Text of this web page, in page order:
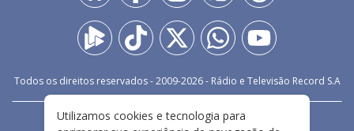
Todos os direitos reservados - 2009-2026- Rádio e Televisão Record S.A
FALE CONOSCO PRIVACIDADE
Utilizamos cookies e tecnologia para